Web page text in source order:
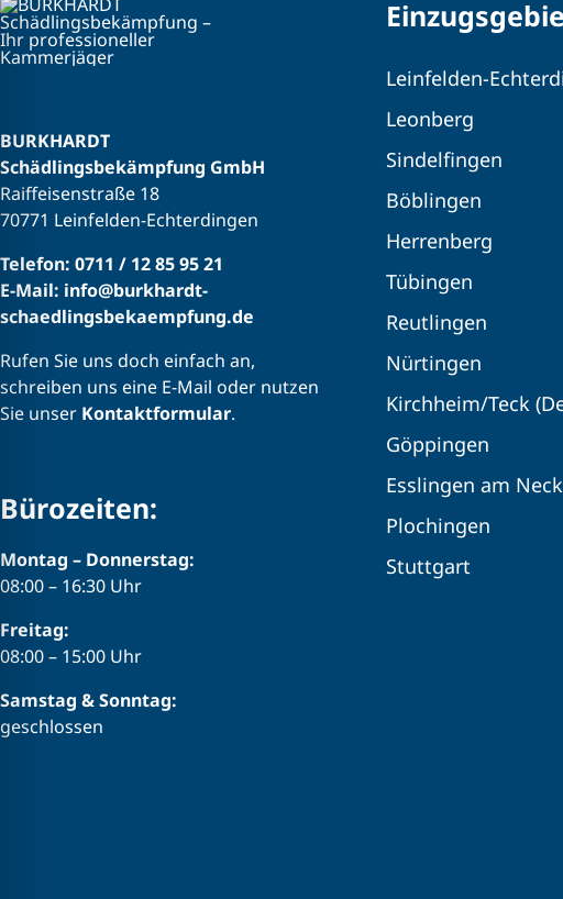
BURKHARDT
Schädlingsbekämpfung GmbH
Raiffeisenstraße 18
70771 Leinfelden-Echterdingen
Telefon: 0711 / 12 85 95 21
E-Mail: info@burkhardt-
schaedlingsbekaempfung.de
Rufen Sie uns doch einfach an,
schreiben uns eine E-Mail oder nutzen
Sie unser Kontaktformular.
Bürozeiten:
Montag – Donnerstag:
08:00 – 16:30 Uhr
Freitag:
08:00 – 15:00 Uhr
Samstag & Sonntag:
geschlossen
Leinfelden-
Leonberg
Sindelfingen
Böblingen
Herrenberg
Tübingen
Reutlingen
Nürtingen
Kirchheim/Teck
Göppingen
Esslingen am
Plochingen
Stuttgart